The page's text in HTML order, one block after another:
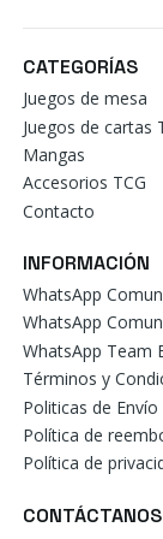
CATEGORÍAS
Juegos de mesa
Juegos de cartas
Mangas
Accesorios TCG
Contacto
INFORMACIÓN
WhatsApp
WhatsApp
WhatsApp Team
Términos y
Politicas de Envío
Política de
Política de
CONTÁCTANOS